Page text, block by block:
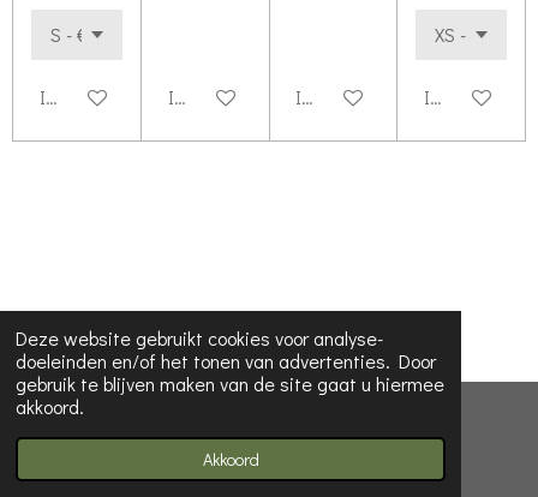
Deze website gebruikt cookies voor analyse-
doeleinden en/of het tonen van advertenties. Door
gebruik te blijven maken van de site gaat u hiermee
akkoord.
Akkoord
In winkelwagen In winkelwagen In winkelwagen In
© 2023 - 2026 Koira dog collars